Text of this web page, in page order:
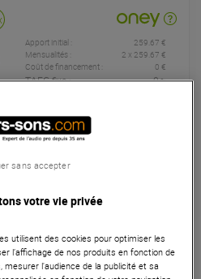
Apport initial :
259.67 €
Mensualités :
2 x 259.67 €
Coût de financement :
0 €
TAEG fixe : 0%
584,25 €
Sérénité
votre vie privée
utilisent des cookies pour optimiser les
l’affichage de nos produits en fonction de
mesurer l'audience de la publicité et sa
sans accepter